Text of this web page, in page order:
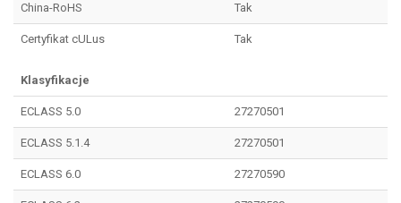
China-RoHS Tak
Certyfikat cULus Tak
Klasyfikacje
ECLASS 5.0 27270501
ECLASS 5.1.4 27270501
ECLASS 6.0 27270590